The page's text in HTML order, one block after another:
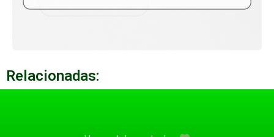
Relacionadas: